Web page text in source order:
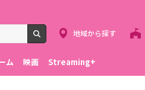
検索
地域から探す
ム 映画 Streaming+